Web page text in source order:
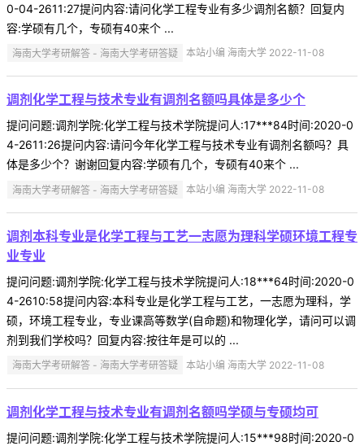
0-04-2611:27提问内容:请问化学工程专业有多少调剂名额？回复内
容:学硕有几个，专硕有40来个 ...
海南大学考研解答 - 海南大学考研答疑 本站小编 海南大学 2022-11-08
调剂化学工程与技术专业有调剂名额吗具体是多少个
提问问题:调剂学院:化学工程与技术学院提问人:17***84时间:2020-0
4-2611:26提问内容:请问今年化学工程与技术专业有调剂名额吗？具
体是多少个？谢谢回复内容:学硕有几个，专硕有40来个 ...
海南大学考研解答 - 海南大学考研答疑 本站小编 海南大学 2022-11-08
调剂本科专业是化学工程与工艺一志愿为理科学硕环境工程专
业专业
提问问题:调剂学院:化学工程与技术学院提问人:18***64时间:2020-0
4-2610:58提问内容:本科专业是化学工程与工艺，一志愿为理科，学
硕，环境工程专业，专业课高等数学(自命题)和物理化学，请问可以调
剂到我们学校吗？回复内容:按往年是可以的 ...
海南大学考研解答 - 海南大学考研答疑 本站小编 海南大学 2022-11-08
调剂化学工程与技术专业有调剂名额吗学硕与专硕均可
提问问题:调剂学院:化学工程与技术学院提问人:15***98时间:2020-0